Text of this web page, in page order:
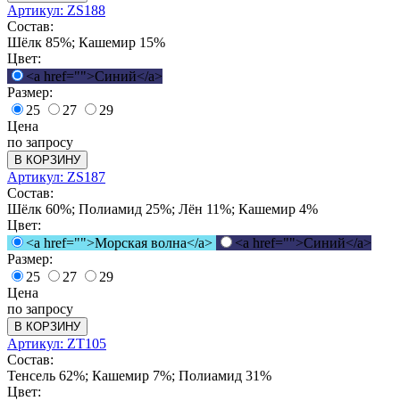
Артикул: ZS188
Состав:
Шёлк 85%; Кашемир 15%
Цвет:
<a href="">Синий</a>
Размер:
25
27
29
Цена
по запросу
В КОРЗИНУ
Артикул: ZS187
Состав:
Шёлк 60%; Полиамид 25%; Лён 11%; Кашемир 4%
Цвет:
<a href="">Морская волна</a>
<a href="">Синий</a>
Размер:
25
27
29
Цена
по запросу
В КОРЗИНУ
Артикул: ZT105
Состав:
Тенсель 62%; Кашемир 7%; Полиамид 31%
Цвет: